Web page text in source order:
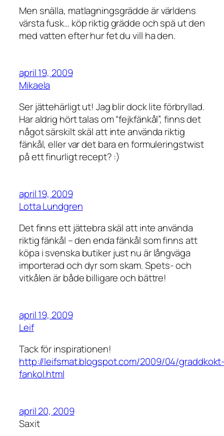
Men snälla, matlagningsgrädde är världens
värsta fusk… köp riktig grädde och spä ut den
med vatten efter hur fet du vill ha den.
april 19, 2009
Mikaela
Ser jättehärligt ut! Jag blir dock lite förbryllad.
Har aldrig hört talas om “fejkfänkål”, finns det
något särskilt skäl att inte använda riktig
fänkål, eller var det bara en formuleringstwist
på ett finurligt recept? :)
april 19, 2009
Lotta Lundgren
Det finns ett jättebra skäl att inte använda
riktig fänkål – den enda fänkål som finns att
köpa i svenska butiker just nu är långväga
importerad och dyr som skam. Spets- och
vitkålen är både billigare och bättre!
april 19, 2009
Leif
Tack för inspirationen!
http://leifsmat.blogspot.com/2009/04/
fankol.html
april 20, 2009
Saxit